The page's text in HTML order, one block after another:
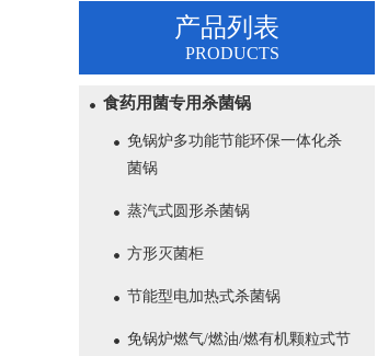
产品列表
PRODUCTS
食药用菌专用杀菌锅
免锅炉多功能节能环保一体化杀
菌锅
蒸汽式圆形杀菌锅
方形灭菌柜
节能型电加热式杀菌锅
免锅炉燃气/燃油/燃有机颗粒式节